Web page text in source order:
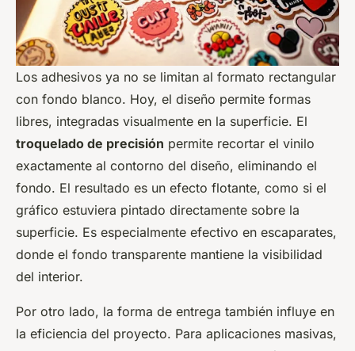
Los adhesivos ya no se limitan al formato rectangular
con fondo blanco. Hoy, el diseño permite formas
libres, integradas visualmente en la superficie. El
troquelado de precisión permite recortar el vinilo
exactamente al contorno del diseño, eliminando el
fondo. El resultado es un efecto flotante, como si el
gráfico estuviera pintado directamente sobre la
superficie. Es especialmente efectivo en escaparates,
donde el fondo transparente mantiene la visibilidad
del interior.
Por otro lado, la forma de entrega también influye en
la eficiencia del proyecto. Para aplicaciones masivas,